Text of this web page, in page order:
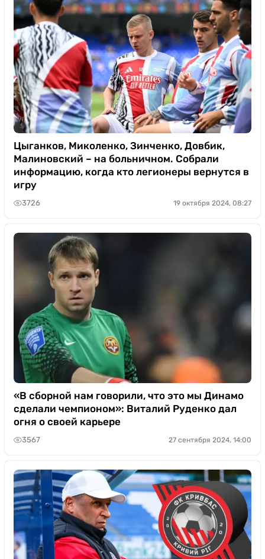
Цыганков, Миколенко, Зинченко, Довбик,
Малиновский – на больничном. Собрали
информацию, когда кто легионеры вернутся в
игру
3726 19 октября 2024, 08:27
«В сборной нам говорили, что это мы Динамо
сделали чемпионом»: Виталий Руденко дал
огня о своей карьере
3567 27 сентября 2024, 14:00